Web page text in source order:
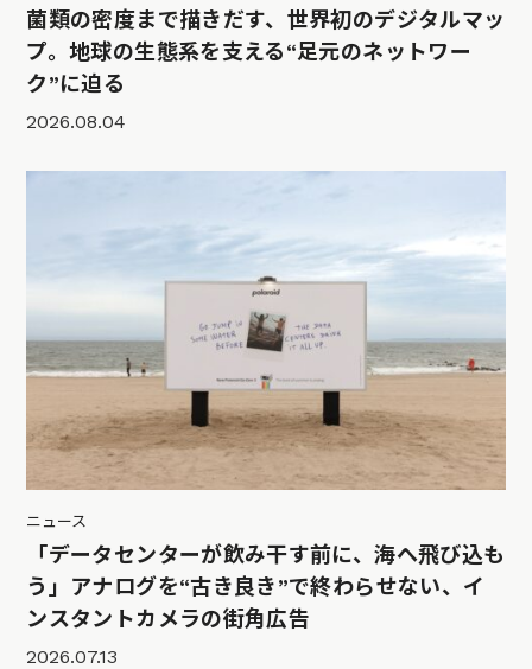
菌類の密度まで描きだす、世界初のデジタルマッ
プ。地球の生態系を支える“足元のネットワー
ク”に迫る
2026.08.04
ニュース
「データセンターが飲み干す前に、海へ飛び込も
う」アナログを“古き良き”で終わらせない、イ
ンスタントカメラの街角広告
2026.07.13